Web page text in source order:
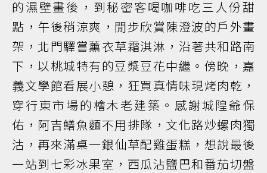
的濕壁畫後，到秘密客喝咖啡吃三人份甜
點，午後稍涼爽，閒步欣賞陳澄波的戶外畫
架，北門驛嘗薰衣草霜淇淋，沿著共和路南
下，以桃城特有的豆漿豆花中繼。傍晚，嘉
義文學館看展小憩，狂買真情味現烤肉乾，
穿行東市場的檜木老建築。感謝城隍爺保
佑，阿吉鱔魚麵不用排隊，文化路炒螺肉獨
沽，再來滿桌一銀仙草配雞蛋糕，想說最後
一站到七彩冰果室，西瓜沾鹽巴和番茄切盤